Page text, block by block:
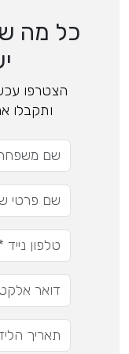
כל מה
הצטרפו
ותקבלו